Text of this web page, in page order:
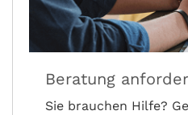
Beratung
Sie brauchen Hilfe?